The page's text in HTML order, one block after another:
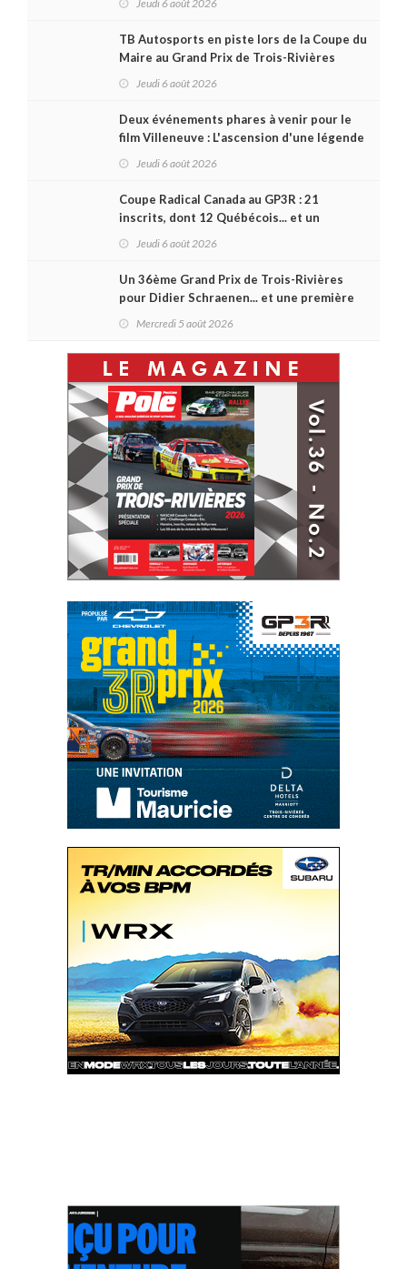
Jeudi 6 août 2026
TB Autosports en piste lors de la Coupe du
Maire au Grand Prix de Trois-Rivières
Jeudi 6 août 2026
Deux événements phares à venir pour le
film Villeneuve : L'ascension d'une légende
Jeudi 6 août 2026
Coupe Radical Canada au GP3R : 21
inscrits, dont 12 Québécois... et un
Jeudi 6 août 2026
Un 36ème Grand Prix de Trois-Rivières
pour Didier Schraenen... et une première
Mercredi 5 août 2026